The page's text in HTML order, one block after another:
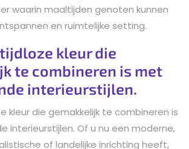
waarin maaltijden genoten kunnen
en ruimtelijke setting.
kleur die
te combineren is met
interieurstijlen.
kleur die gemakkelijk te combineren is
interieurstijlen. Of u nu een moderne,
of landelijke inrichting heeft,